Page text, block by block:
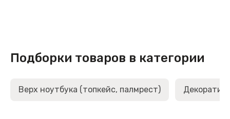
Подборки товаров в категории
Верх ноутбука (топкейс, палмрест)